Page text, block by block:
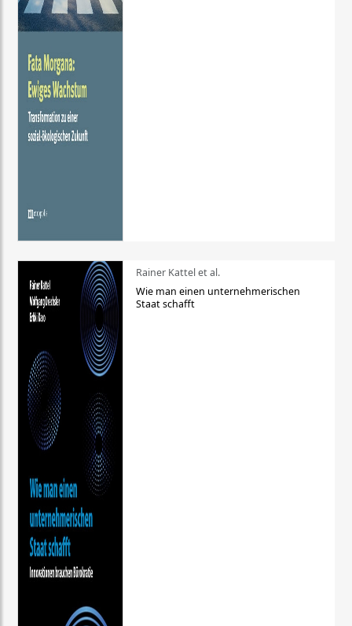
Rainer Kattel et al.
Wie man einen unternehmerischen
Staat schafft